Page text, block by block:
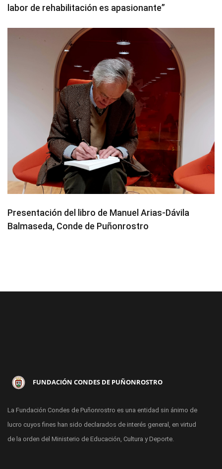
labor de rehabilitación es apasionante”
Presentación del libro de Manuel Arias-Dávila
Balmaseda, Conde de Puñonrostro
FUNDACIÓN CONDES DE PUÑONROSTRO
La Fundación Condes de Puñonrostro es una entidad sin ánimo de
lucro cuyos fines han sido declarados de interés general, en virtud
de la orden del Ministerio de Educación, Cultura y Deporte.